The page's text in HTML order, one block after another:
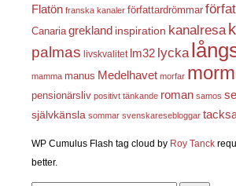
Flatön franska kanaler författardrömmar
Canaria grekland inspiration kanalresa
palmas livskvalitet lm32 lycka
mamma manus Medelhavet morfar
pensionärsliv positivt tänkande roman samos
självkänsla sommar svenskaresebloggar
WP Cumulus Flash tag cloud by Roy Tanck
better.